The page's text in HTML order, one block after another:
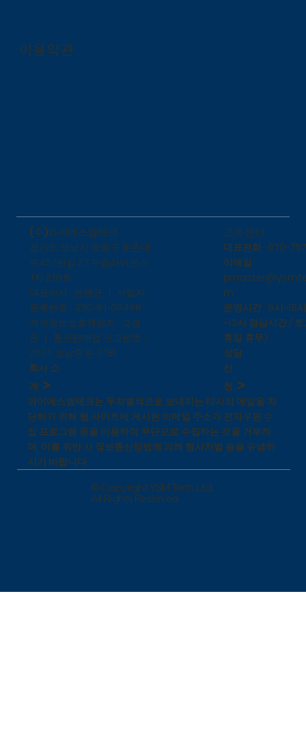
이용약관
와이에스엠테크는 무차별적으로 보내지는 타사의 메일을 차
단하기 위해 웹 사이트에 게시된 이메일 주소가 전자우편 수
집 프로그램 등을 이용하여 무단으로 수집하는 것을 거부하
며, 이를 위반 시 정보통신망법에 의해 형사처벌 됨을 유념하
시기 바랍니다.
(주)와이에스엠테크
​경기도 성남시 중원구 둔촌대
로457번길 27 우림라이온스
1차 210호
대표이사 : 윤명균 | 사업자
등록번호 : 230-81-09498
개인정보보호책임자 : 고경
은 | 통신판매업 신고번호 :
2021-성남중원-0181
회사 소
개 >
​고객 센터
대표전화 : 070-
이메일 :
m
운영시간 : 9시~18
~13시 점심시간 /
휴일 휴무)
상담
신
청 >
© Copyright YSM Tech.,Ltd.
All Rights Reserved.